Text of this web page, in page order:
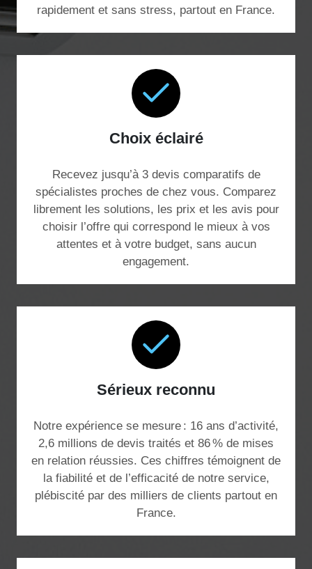
rapidement et sans stress, partout en France.
Choix éclairé
Recevez jusqu’à 3 devis comparatifs de
spécialistes proches de chez vous. Comparez
librement les solutions, les prix et les avis pour
choisir l’offre qui correspond le mieux à vos
attentes et à votre budget, sans aucun
engagement.
Sérieux reconnu
Notre expérience se mesure : 16 ans d’activité,
2,6 millions de devis traités et 86 % de mises
en relation réussies. Ces chiffres témoignent de
la fiabilité et de l’efficacité de notre service,
plébiscité par des milliers de clients partout en
France.